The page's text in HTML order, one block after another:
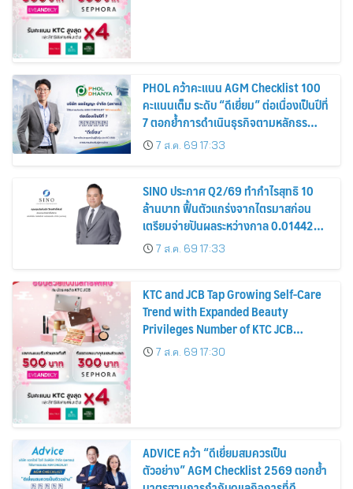
PHOL คว้าคะแนน AGM Checklist 100
คะแนนเต็ม ระดับ “ดีเยี่ยม” ต่อเนื่องเป็นปีที่
7 ตอกย้ำการดำเนินธุรกิจตามหลักธร
รมาภิบาล โปร่งใส สร้างความเชื่อมั่นผู้ถือ
หุ้น
7 ส.ค. 69 17:33
SINO ประกาศ Q2/69 ทำกำไรสุทธิ 10
ล้านบาท ฟื้นตัวแกร่งจากไตรมาสก่อน
เตรียมจ่ายปันผลระหว่างกาล 0.014423
บาทต่อหุ้น ครึ่งปีหลังมุ่งเติบโตต่อเนื่อง
7 ส.ค. 69 17:33
KTC and JCB Tap Growing Self-Care
Trend with Expanded Beauty
Privileges Number of KTC JCB
Cardmembers Spending on
Cosmetics Rises 26%
7 ส.ค. 69 17:30
ADVICE คว้า “ดีเยี่ยมสมควรเป็น
ตัวอย่าง” AGM Checklist 2569 ตอกย้ำ